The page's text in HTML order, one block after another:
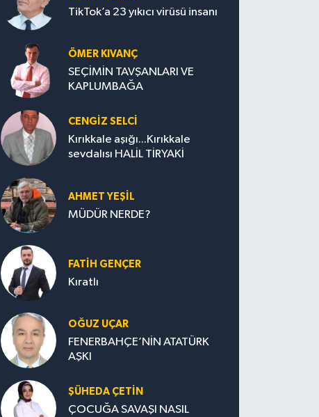
TikTok’a 23 yıkıcı virüsü insanı
ÖMER KIVANÇ
SEÇİMİN TAVŞANLARI VE
KAPLUMBAĞA
CENGİZ SELCİ
Kırıkkale aşığı...Kırıkkale
sevdalısı HALİL TİRYAKİ
AHMET YEŞİL
MÜDÜR NERDE?
FATIH GENÇER
Kıratlı
OĞUZ UÇAR
FENERBAHÇE’NİN ATATÜRK
AŞKI
ŞÜHEDA ÇETİN
ÇOCUĞA SAVAŞI NASIL